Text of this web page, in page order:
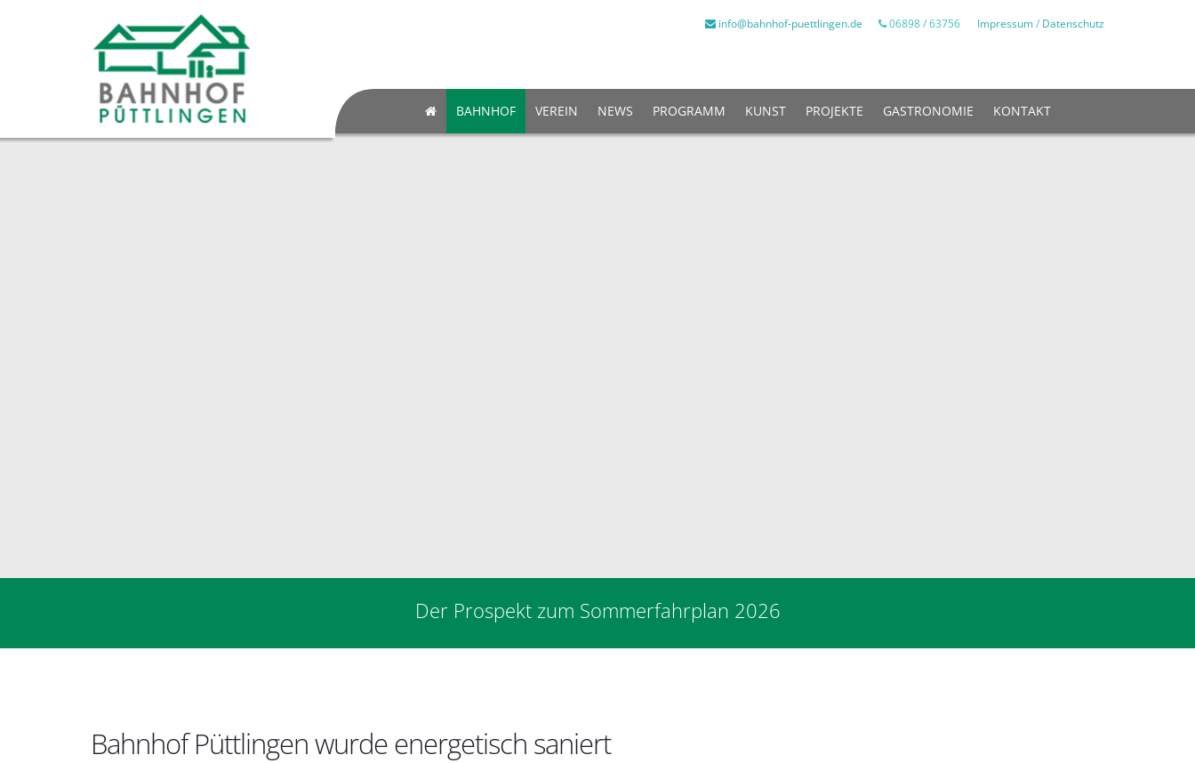
info@bahnhof-puettlingen.de 06898 / 63756 Impressum/ Datenschutz
BAHNHOF VEREIN NEWS PROGRAMM KUNST PROJEKTE GASTRONOMIE KONTAKT
Der Prospekt zum Sommerfahrplan 2026
Bahnhof Püttlingen wurde energetisch saniert